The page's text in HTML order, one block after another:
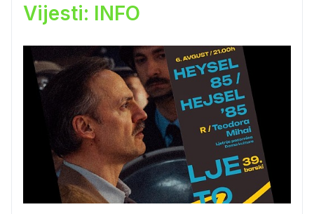
Vijesti: INFO